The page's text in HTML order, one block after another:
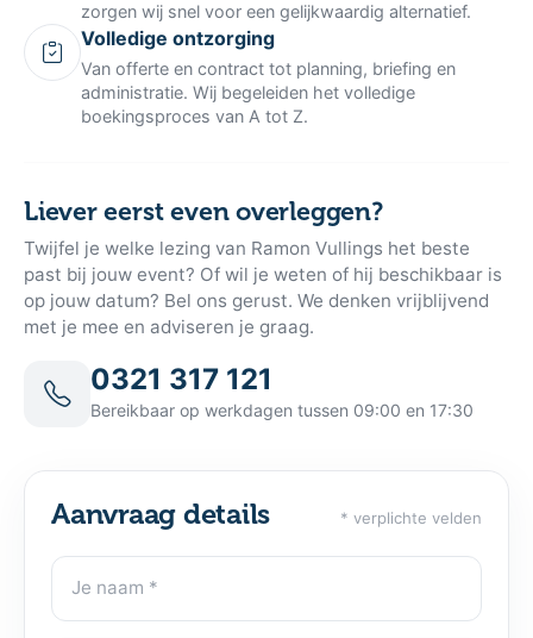
zorgen wij snel voor een gelijkwaardig alternatief.
Volledige ontzorging
Van offerte en contract tot planning, briefing en
administratie. Wij begeleiden het volledige
boekingsproces van A tot Z.
Liever eerst even overleggen?
Twijfel je welke lezing van Ramon Vullings het beste
past bij jouw event? Of wil je weten of hij beschikbaar is
op jouw datum? Bel ons gerust. We denken vrijblijvend
met je mee en adviseren je graag.
0321 317 121
Bereikbaar op werkdagen tussen 09:00 en 17:30
Aanvraag details * verplichte velden
Contactgegevens
Je naam